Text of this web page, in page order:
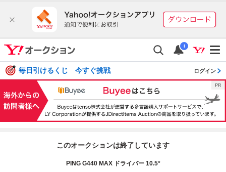
i
毎日引けるくじ 今すぐ挑戦 ログイン
このオークションは終了しています
PING G440 MAX ドライバー 10.5°